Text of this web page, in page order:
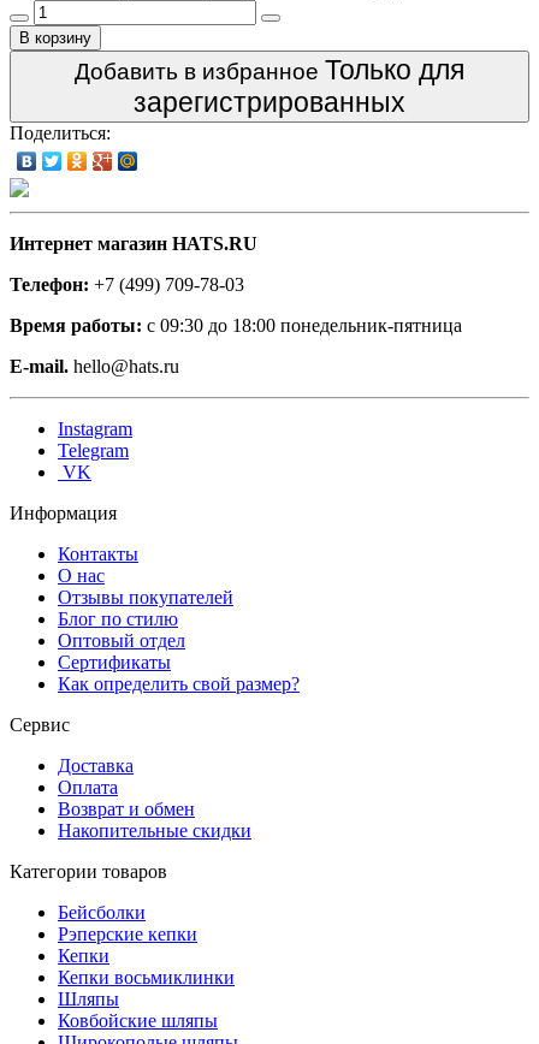
В корзину
Добавить в избранное Только для
зарегистрированных
Поделиться:
Интернет магазин HATS.RU
Телефон: +7 (499) 709-78-03
Время работы: с 09:30 до 18:00 понедельник-пятница
E-mail. hello@hats.ru
Instagram
Telegram
VK
Информация
Контакты
О нас
Отзывы покупателей
Блог по стилю
Оптовый отдел
Сертификаты
Как определить свой размер?
Сервис
Доставка
Оплата
Возврат и обмен
Накопительные скидки
Категории товаров
Бейсболки
Рэперские кепки
Кепки
Кепки восьмиклинки
Шляпы
Ковбойские шляпы